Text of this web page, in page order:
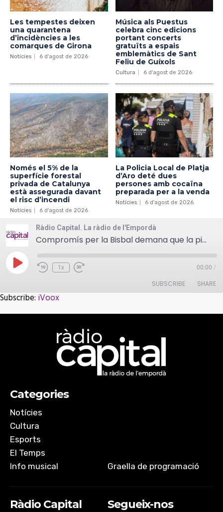
Les tempestes deixen
una quarantena
d’incidències a les
comarques de Girona
Notícies 6 d'agost de 2026
Música als Puestus
celebra cinc edicions
portant concerts
gratuïts a espais
emblemàtics de Sant
Feliu de Guíxols
Cultura 6 d'agost de 2026
Només el 5% de la
superfície forestal
privada de Catalunya
està assegurada davant
el risc d’incendi
Notícies 6 d'agost de 2026
La Policia Local de Platja
d’Aro deté dues
persones amb cocaïna
preparada per a la venda
Notícies 6 d'agost de 2026
Ràdio Capital. La ràdio de l'Empordà
Compromís per la Bisbal demana que la pista de bàsquet de l'escola Empordanet romangui efectivament oberta
Play
Episode
1x 00:00 /
SUBSCRIBE SHARE
iVoox
SHARE
EMBED
Subscribe: iVoox
Categories
Notícies
Cultura
Esports
El Temps
Info musical
Graella de programació
Ràdio Capital Segueix-nos